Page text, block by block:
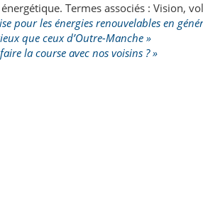
Termes associés : Vision,
pour les énergies renouvelables en
que ceux d’Outre-Manche »
la course avec nos voisins ? »